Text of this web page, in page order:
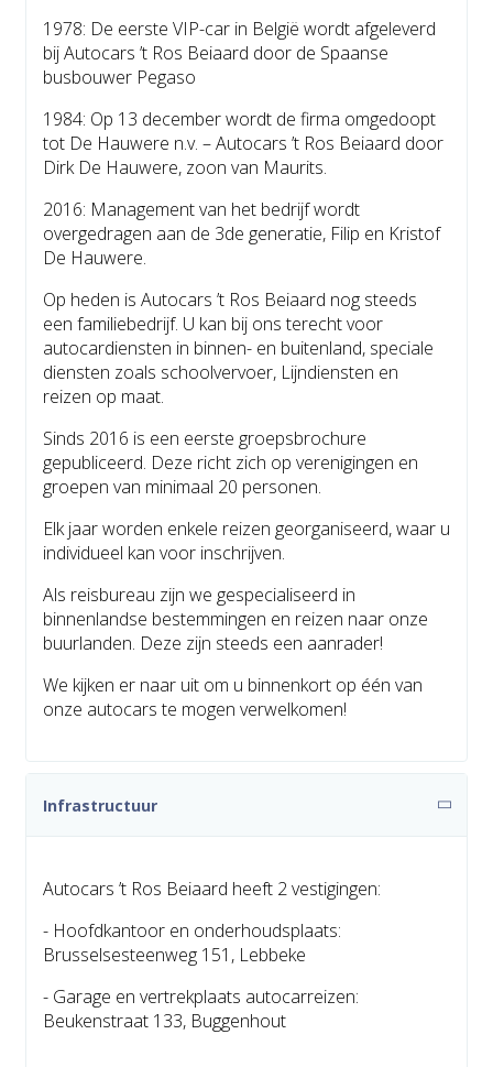
1978: De eerste VIP-car in België wordt afgeleverd
bij Autocars ’t Ros Beiaard door de Spaanse
busbouwer Pegaso
1984: Op 13 december wordt de firma omgedoopt
tot De Hauwere n.v. – Autocars ’t Ros Beiaard door
Dirk De Hauwere, zoon van Maurits.
2016: Management van het bedrijf wordt
overgedragen aan de 3de generatie, Filip en Kristof
De Hauwere.
Op heden is Autocars ’t Ros Beiaard nog steeds
een familiebedrijf. U kan bij ons terecht voor
autocardiensten in binnen- en buitenland, speciale
diensten zoals schoolvervoer, Lijndiensten en
reizen op maat.
Sinds 2016 is een eerste groepsbrochure
gepubliceerd. Deze richt zich op verenigingen en
groepen van minimaal 20 personen.
Elk jaar worden enkele reizen georganiseerd, waar u
individueel kan voor inschrijven.
Als reisbureau zijn we gespecialiseerd in
binnenlandse bestemmingen en reizen naar onze
buurlanden. Deze zijn steeds een aanrader!
We kijken er naar uit om u binnenkort op één van
onze autocars te mogen verwelkomen!
Infrastructuur
Autocars ’t Ros Beiaard heeft 2 vestigingen:
- Hoofdkantoor en onderhoudsplaats:
Brusselsesteenweg 151, Lebbeke
- Garage en vertrekplaats autocarreizen:
Beukenstraat 133, Buggenhout